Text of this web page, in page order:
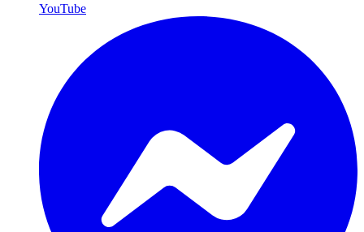
YouTube